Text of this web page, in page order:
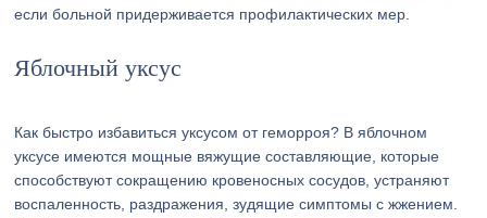
если больной придерживается профилактических мер.
Яблочный уксус
Как быстро избавиться уксусом от геморроя? В яблочном
уксусе имеются мощные вяжущие составляющие, которые
способствуют сокращению кровеносных сосудов, устраняют
воспаленность, раздражения, зудящие симптомы с жжением.